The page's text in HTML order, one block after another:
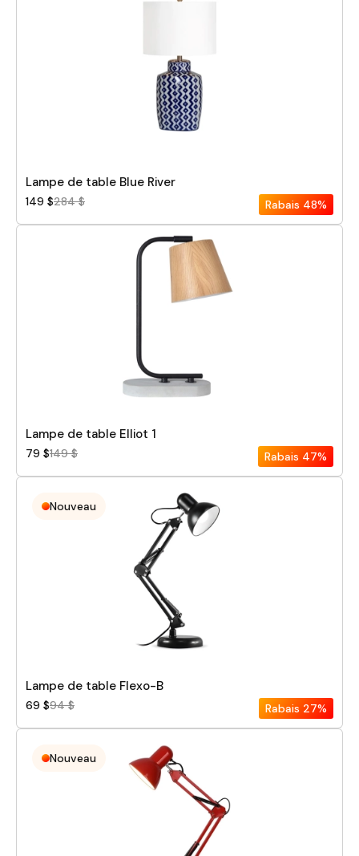
Lampe de table Blue River
149 $284 $ Rabais 48%
Lampe de table Elliot 1
79 $149 $ Rabais 47%
Nouveau
Lampe de table Flexo-B
69 $94 $ Rabais 27%
Nouveau